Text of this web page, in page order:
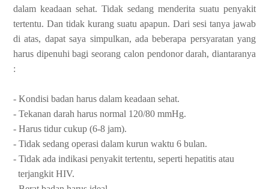
dalam keadaan sehat. Tidak sedang menderita suatu penyakit
tertentu. Dan tidak kurang suatu apapun. Dari sesi tanya jawab
di atas, dapat saya simpulkan, ada beberapa persyaratan yang
harus dipenuhi bagi seorang calon pendonor darah, diantaranya
:
- Kondisi badan harus dalam keadaan sehat.
- Tekanan darah harus normal 120/80 mmHg.
- Harus tidur cukup (6-8 jam).
- Tidak sedang operasi dalam kurun waktu 6 bulan.
- Tidak ada indikasi penyakit tertentu, seperti hepatitis atau
terjangkit HIV.